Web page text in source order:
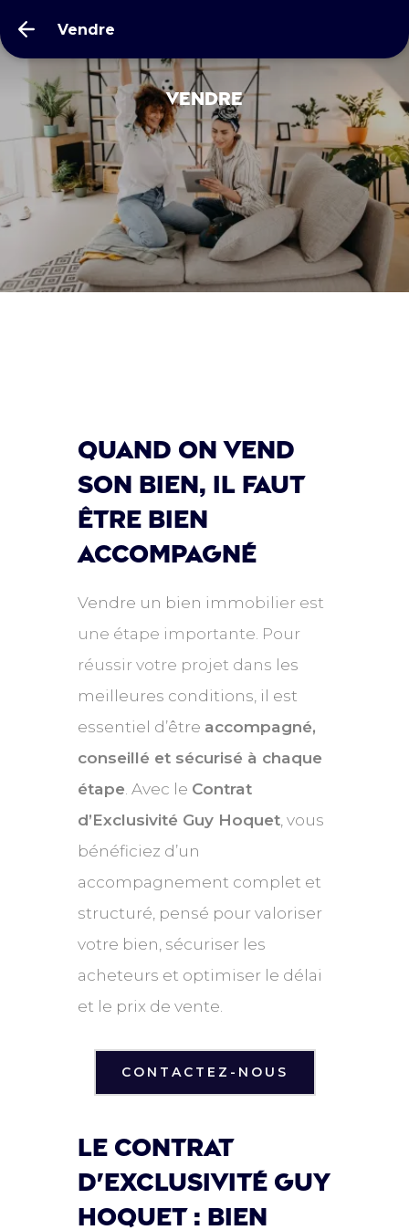
Vendre
Vendre
quand on vend
son bien, Il faut
être bien
accompagné
Vendre un bien immobilier est
une étape importante. Pour
réussir votre projet dans les
meilleures conditions, il est
essentiel d’être accompagné,
conseillé et sécurisé à chaque
étape . Avec le Contrat
d’Exclusivité Guy Hoquet , vous
bénéficiez d’un
accompagnement complet et
structuré, pensé pour valoriser
votre bien, sécuriser les
acheteurs et optimiser le délai
et le prix de vente.
CONTACTEZ-NOUS
Le contrat
d'exclusivité guy
hoquet : bien